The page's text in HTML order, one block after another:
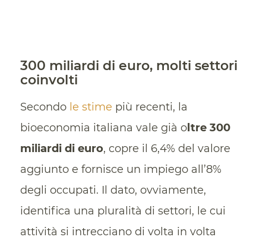
300 miliardi di euro, molti settori
coinvolti
Secondo le stime più recenti, la
bioeconomia italiana vale già oltre 300
miliardi di euro, copre il 6,4% del valore
aggiunto e fornisce un impiego all’8%
degli occupati. Il dato, ovviamente,
identifica una pluralità di settori, le cui
attività si intrecciano di volta in volta